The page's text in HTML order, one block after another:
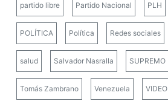
partido libre Partido Nacional PLH
POLÍTICA Política Redes sociales
salud Salvador Nasralla SUPREMO
Tomás Zambrano Venezuela VIDEO